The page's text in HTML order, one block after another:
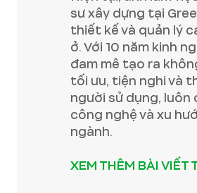
sư xây dựng tại
thiết kế và quản lý
ở. Với 10 năm kinh
đam mê tạo ra
tối ưu, tiện nghi và
người sử dụng, luôn
công nghệ và xu
ngành.
XEM THÊM BÀI VIẾT